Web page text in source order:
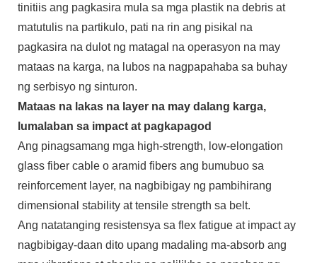
tinitiis ang pagkasira mula sa mga plastik na debris at
matutulis na partikulo, pati na rin ang pisikal na
pagkasira na dulot ng matagal na operasyon na may
mataas na karga, na lubos na nagpapahaba sa buhay
ng serbisyo ng sinturon.
Mataas na lakas na layer na may dalang karga,
lumalaban sa impact at pagkapagod
Ang pinagsamang mga high-strength, low-elongation
glass fiber cable o aramid fibers ang bumubuo sa
reinforcement layer, na nagbibigay ng pambihirang
dimensional stability at tensile strength sa belt.
Ang natatanging resistensya sa flex fatigue at impact ay
nagbibigay-daan dito upang madaling ma-absorb ang